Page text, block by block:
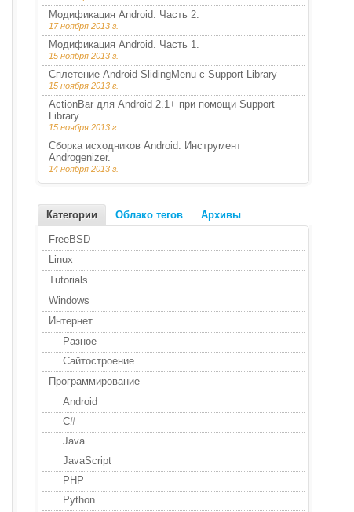
Модификация Android. Часть 2.
17 ноября 2013 г.
Модификация Android. Часть 1.
15 ноября 2013 г.
Сплетение Android SlidingMenu с Support Library
15 ноября 2013 г.
ActionBar для Android 2.1+ при помощи Support
Library.
15 ноября 2013 г.
Сборка исходников Android. Инструмент
Androgenizer.
14 ноября 2013 г.
Категории Облако тегов Архивы
FreeBSD
Linux
Tutorials
Windows
Интернет
Разное
Сайтостроение
Программирование
Android
C#
Java
JavaScript
PHP
Python